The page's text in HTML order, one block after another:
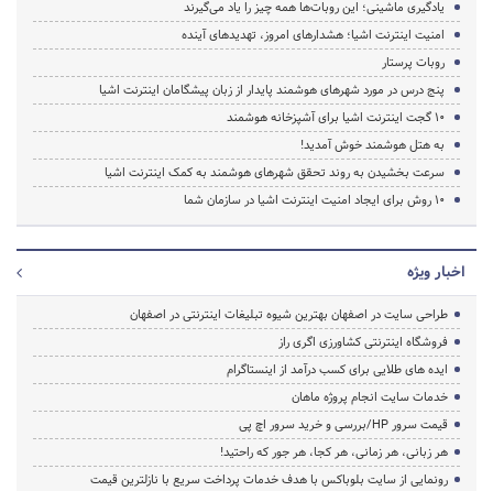
یادگیری ماشینی؛ این روبات‌ها همه چیز را یاد می‌گیرند
امنیت اینترنت اشیا؛ هشدارهای امروز، تهدیدهای آینده
روبات پرستار
پنج درس در مورد شهرهای هوشمند پایدار از زبان پیشگامان اینترنت اشیا
۱۰ گجت اینترنت اشیا برای آشپزخانه هوشمند
به هتل هوشمند خوش آمدید!
سرعت بخشیدن به روند تحقق شهرهای هوشمند به کمک اینترنت اشیا
۱۰ روش برای ایجاد امنیت اینترنت اشیا در سازمان شما
اخبار ویژه
طراحی سایت در اصفهان بهترین شیوه تبلیغات اینترنتی در اصفهان
فروشگاه اینترنتی کشاورزی اگری راز
ایده های طلایی برای کسب درآمد از اینستاگرام
خدمات سایت انجام پروژه ماهان
قیمت سرور HP/بررسی و خرید سرور اچ پی
هر زبانی، هر زمانی، هر کجا، هر جور که راحتید!
رونمایی از سایت بلوباکس با هدف خدمات پرداخت سریع با نازلترین قیمت